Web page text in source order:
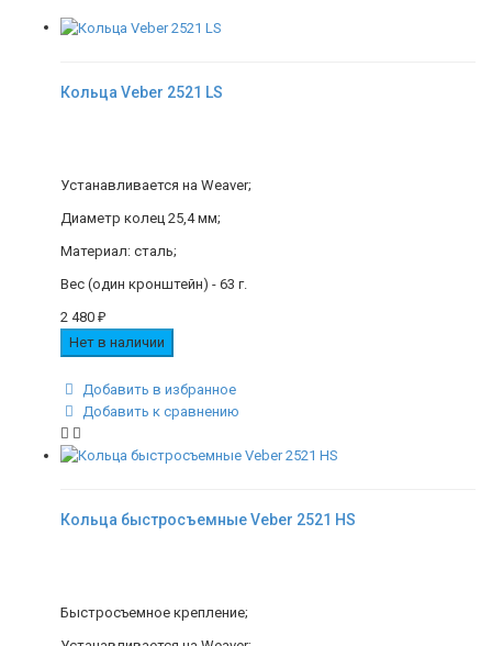
Кольца Veber 2521 LS
Устанавливается на Weaver;
Диаметр колец 25,4 мм;
Материал: сталь;
Вес (один кронштейн) - 63 г.
2 480 ₽
Нет в наличии
Добавить в избранное
Добавить к сравнению
Кольца быстросъемные Veber 2521 HS
Быстросъемное крепление;